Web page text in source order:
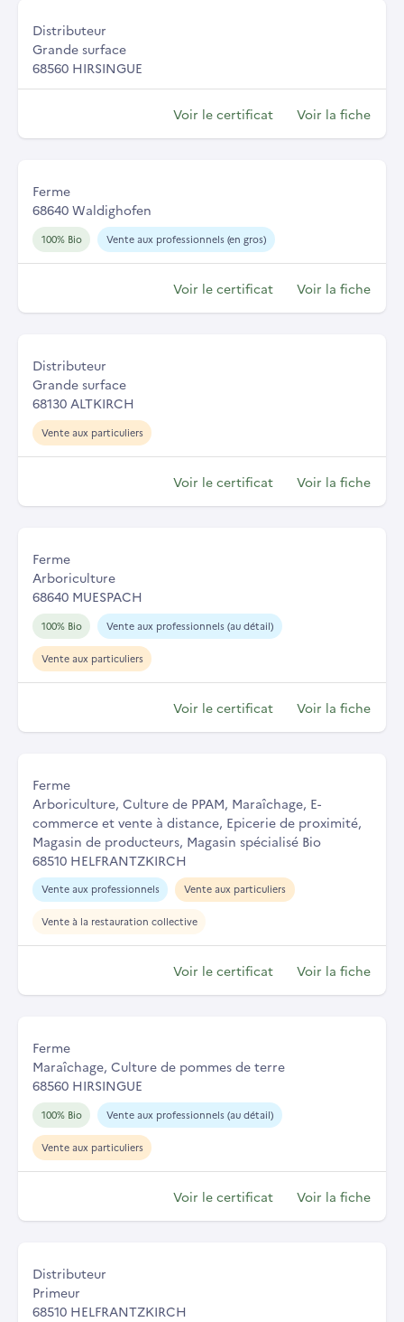
Distributeur
Grande surface
68560 HIRSINGUE
Voir le certificat Voir la fiche
Ferme
68640 Waldighofen
100% Bio Vente aux professionnels (en gros)
Voir le certificat Voir la fiche
Distributeur
Grande surface
68130 ALTKIRCH
Vente aux particuliers
Voir le certificat Voir la fiche
Ferme
Arboriculture
68640 MUESPACH
100% Bio Vente aux professionnels (au détail)
Vente aux particuliers
Voir le certificat Voir la fiche
Ferme
Arboriculture, Culture de PPAM, Maraîchage, E-
commerce et vente à distance, Epicerie de proximité,
Magasin de producteurs, Magasin spécialisé Bio
68510 HELFRANTZKIRCH
Vente aux professionnels Vente aux particuliers
Vente à la restauration collective
Voir le certificat Voir la fiche
Ferme
Maraîchage, Culture de pommes de terre
68560 HIRSINGUE
100% Bio Vente aux professionnels (au détail)
Vente aux particuliers
Voir le certificat Voir la fiche
Distributeur
Primeur
68510 HELFRANTZKIRCH